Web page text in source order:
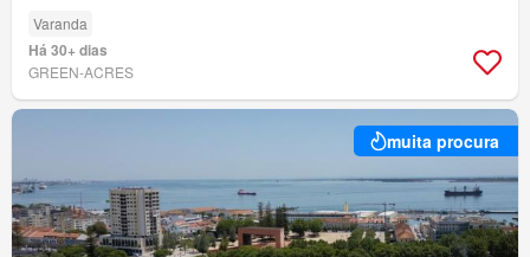
Varanda
Há 30+ dias
GREEN-ACRES
muita procura